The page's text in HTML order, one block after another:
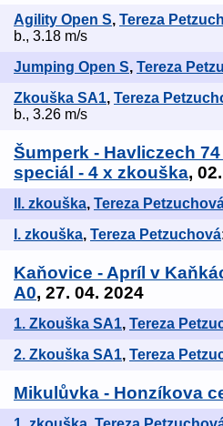
Agility Open S, Tereza
b., 3.18 m/s
Jumping Open S, Tereza
Zkouška SA1, Tereza
b., 3.26 m/s
Šumperk - Havliczech
speciál - 4 x zkouška,
II. zkouška, Tereza
I. zkouška, Tereza Petzuchová
Kaňovice - Apríl v
A0, 27. 04. 2024
1. Zkouška SA1, Tereza
2. Zkouška SA1, Tereza
Mikulůvka - Honzíkova